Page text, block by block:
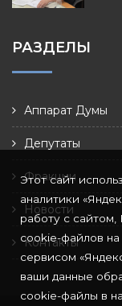
РАЗДЕЛЫ
Аппарат Думы
Депутаты
Фракции
Новости
Контакты
Этот сайт
аналитики
работу с сайтом,
cookie-файлов на
сервисом
ваши данные
cookie-файлы в